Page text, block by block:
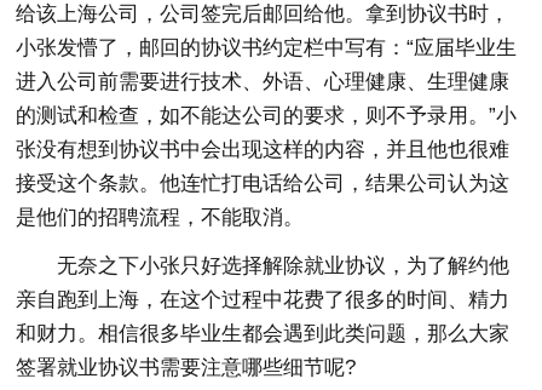
给该上海公司，公司签完后邮回给他。拿到协议书时，
小张发懵了，邮回的协议书约定栏中写有：“应届毕业生
进入公司前需要进行技术、外语、心理健康、生理健康
的测试和检查，如不能达公司的要求，则不予录用。”小
张没有想到协议书中会出现这样的内容，并且他也很难
接受这个条款。他连忙打电话给公司，结果公司认为这
是他们的招聘流程，不能取消。
无奈之下小张只好选择解除就业协议，为了解约他
亲自跑到上海，在这个过程中花费了很多的时间、精力
和财力。相信很多毕业生都会遇到此类问题，那么大家
签署就业协议书需要注意哪些细节呢?